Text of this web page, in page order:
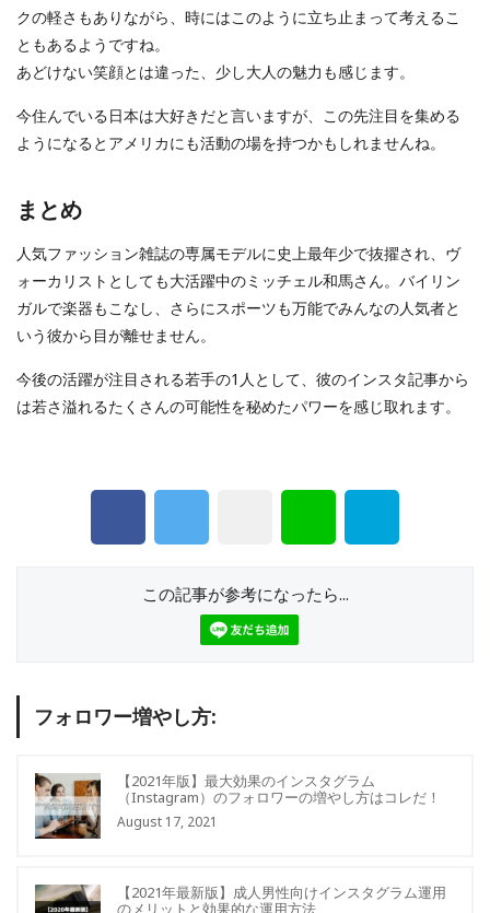
クの軽さもありながら、時にはこのように立ち止まって考えるこ
ともあるようですね。
あどけない笑顔とは違った、少し大人の魅力も感じます。
今住んでいる日本は大好きだと言いますが、この先注目を集める
ようになるとアメリカにも活動の場を持つかもしれませんね。
まとめ
人気ファッション雑誌の専属モデルに史上最年少で抜擢され、ヴ
ォーカリストとしても大活躍中のミッチェル和馬さん。バイリン
ガルで楽器もこなし、さらにスポーツも万能でみんなの人気者と
いう彼から目が離せません。
今後の活躍が注目される若手の1人として、彼のインスタ記事から
は若さ溢れるたくさんの可能性を秘めたパワーを感じ取れます。
この記事が参考になったら...
フォロワー増やし方:
【2021年版】最大効果のインスタグラム
（Instagram）のフォロワーの増やし方はコレだ！
August 17, 2021
【2021年最新版】成人男性向けインスタグラム運用
のメリットと効果的な運用方法